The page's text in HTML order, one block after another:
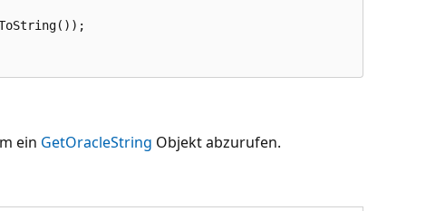
ein GetOracleString Objekt abzurufen.